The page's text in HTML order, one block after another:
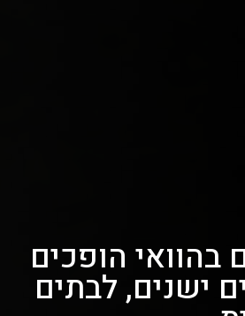
בהוואי הופכים
ישנים, לבתים